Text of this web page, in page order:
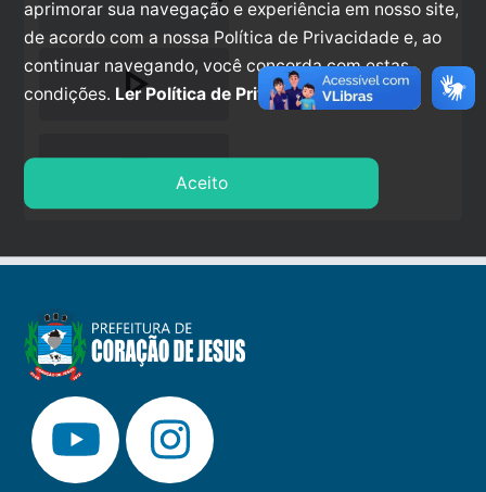
play_arrow
stop
aprimorar sua navegação e experiência em nosso site,
de acordo com a nossa Política de Privacidade e, ao
continuar navegando, você concorda com estas
condições. Ler Política de Privacidade.
Aceito